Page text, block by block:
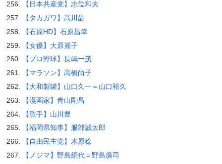
【日本共産党】志位和夫
【タカガワ】高川晶
【石原HD】石原昌幸
【女優】大原麗子
【プロ野球】長嶋一茂
【マラソン】高橋尚子
【大和製罐】山口久一＝山口裕久
【漫画家】青山剛昌
【歌手】山川豊
【福岡県知事】服部誠太郎
【自由民主党】木原稔
【ノジマ】野島絹代＝野島廣司